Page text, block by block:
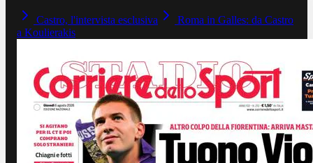
Castro, l'intervista esclusiva
Roma in Galles: da Castro
a Koulierakis